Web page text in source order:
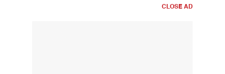
CLOSE AD